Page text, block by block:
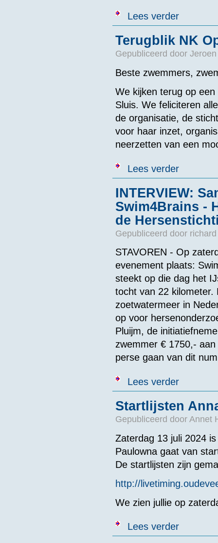
Lees verderover
Terugblik NK
Gepubliceerd door
Beste zwemmers,
We kijken terug op
Sluis. We feliciteren
de organisatie, de
voor haar inzet,
neerzetten van een
Lees verderover
INTERVIEW:
Swim4Brains -
de
Gepubliceerd door
STAVOREN - Op
evenement plaats:
steekt op die dag het
tocht van 22 kilometer.
zoetwatermeer in
op voor
Pluijm, de
zwemmer € 1750,-
perse gaan van dit
Lees verderover
Startlijsten
Gepubliceerd door Annet
Zaterdag 13 juli 2024
Paulowna gaat van
De startlijsten zijn
http://
We zien jullie op
Lees verderover